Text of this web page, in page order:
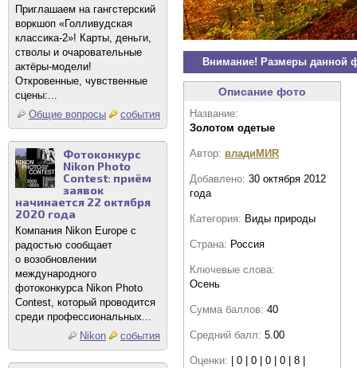
Приглашаем на гангстерский
воркшоп «Голливудская
классика-2»! Карты, деньги,
стволы и очаровательные
актёры-модели!
Откровенные, чувственные
сцены:...
Общие вопросы
события
Фотоконкурс
Nikon Photo
Contest: приём
заявок
начинается 22 октября
2020 года
Компания Nikon Europe с
радостью сообщает
о возобновлении
международного
фотоконкурса Nikon Photo
Contest, который проводится
среди профессиональных...
Nikon
события
Внимание! Размеры данной
Описание фото
Название:
Золотом одетые
Автор: владиМИR
Добавлено: 30 октября 2012
года
Категория: Виды природы
Страна: Россия
Ключевые слова:
Осень
Сумма баллов: 40
Средний балл: 5.00
Оценки: | 0 | 0 | 0 | 0 | 8 |